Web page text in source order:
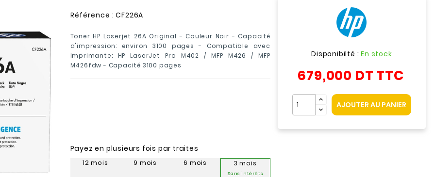
Référence : CF226A
Toner HP Laserjet 26A Original - Couleur Noir - Capacité
d'impression: environ 3100 pages - Compatible avec
Imprimante: HP LaserJet Pro M402 / MFP M426 / MFP
M426fdw - Capacité 3100 pages
Disponibilté :En stock
679,000 DT TTC
AJOUTER AU PANIER
Payez en plusieurs fois par traites
12 mois 9 mois 6 mois 3 mois
Sans intérêts